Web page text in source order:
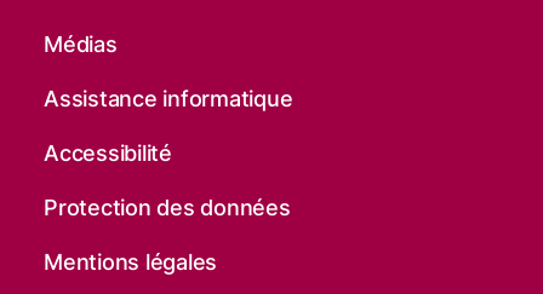
Médias
Assistance informatique
Accessibilité
Protection des données
Mentions légales